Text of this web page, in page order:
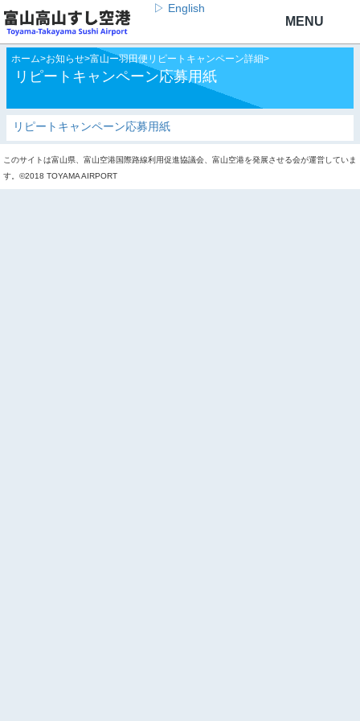
▷ English
ホーム>お知らせ>富山ー羽田便リピートキャンペーン詳細>
リピートキャンペーン応募用紙
リピートキャンペーン応募用紙
このサイトは富山県、富山空港国際路線利用促進協議会、富山空港を発展させる会が運営していま
す。©2018 TOYAMA AIRPORT